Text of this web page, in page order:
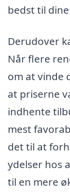
bedst til
Derudover
Når flere
om at vinde
at priserne
indhente
mest
det til at
ydelser hos
til en mere